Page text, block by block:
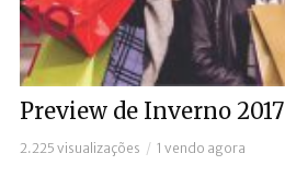
Preview de Inverno 2017
2.225 visualizações 1 vendo agora